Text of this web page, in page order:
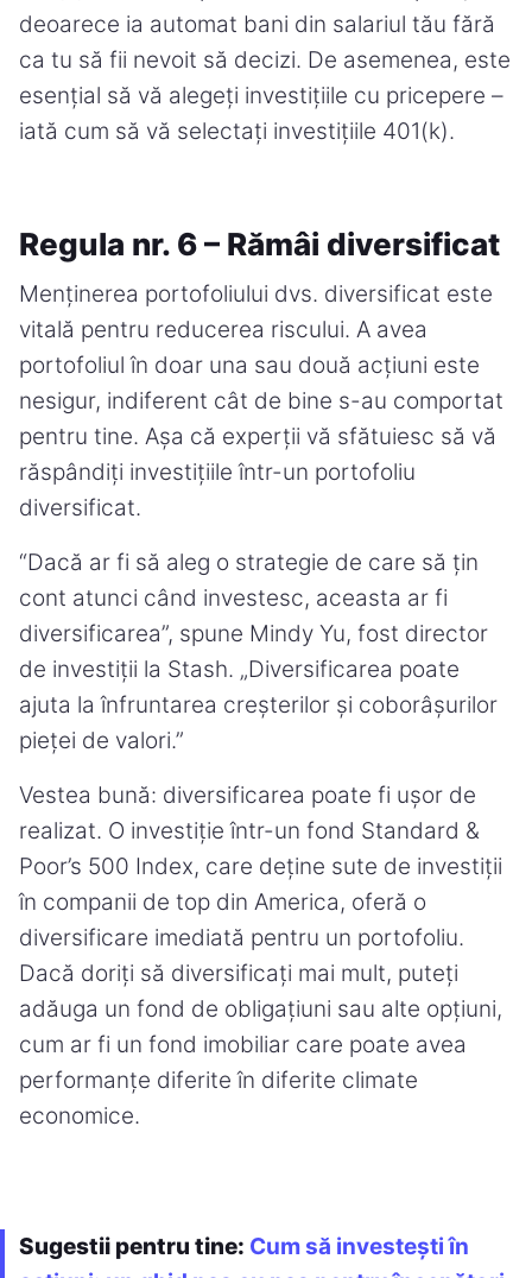
deoarece ia automat bani din salariul tău fără
ca tu să fii nevoit să decizi. De asemenea, este
esențial să vă alegeți investițiile cu pricepere –
iată cum să vă selectați investițiile 401(k).
Regula nr. 6 – Rămâi diversificat
Menținerea portofoliului dvs. diversificat este
vitală pentru reducerea riscului. A avea
portofoliul în doar una sau două acțiuni este
nesigur, indiferent cât de bine s-au comportat
pentru tine. Așa că experții vă sfătuiesc să vă
răspândiți investițiile într-un portofoliu
diversificat.
“Dacă ar fi să aleg o strategie de care să țin
cont atunci când investesc, aceasta ar fi
diversificarea”, spune Mindy Yu, fost director
de investiții la Stash. „Diversificarea poate
ajuta la înfruntarea creșterilor și coborâșurilor
pieței de valori.”
Vestea bună: diversificarea poate fi ușor de
realizat. O investiție într-un fond Standard &
Poor’s 500 Index, care deține sute de investiții
în companii de top din America, oferă o
diversificare imediată pentru un portofoliu.
Dacă doriți să diversificați mai mult, puteți
adăuga un fond de obligațiuni sau alte opțiuni,
cum ar fi un fond imobiliar care poate avea
performanțe diferite în diferite climate
economice.
Sugestii pentru tine: Cum să investești în